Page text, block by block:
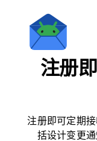
注册
注册即可定期
括设计变更